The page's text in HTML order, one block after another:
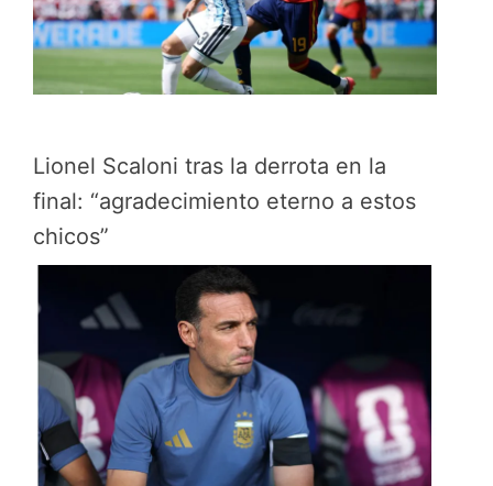
Lionel Scaloni tras la derrota en la
final: “agradecimiento eterno a estos
chicos”